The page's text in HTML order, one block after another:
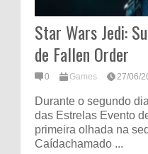
Star Wars Jedi:
de Fallen Order
0 Games 27/06/
Durante o segundo
das Estrelas Evento
primeira olhada na
Caídachamado ...